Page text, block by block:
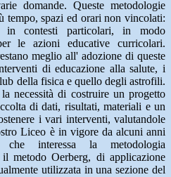
domande. Queste metodologie
tempo, spazi ed orari non vincolati:
in contesti particolari, in modo
le azioni educative curricolari.
meglio all' adozione di queste
di educazione alla salute, i
della fisica e quello degli astrofili.
necessità di costruire un progetto
di dati, risultati, materiali e un
i vari interventi, valutandole
Liceo è in vigore da alcuni anni
che interessa la metodologia
metodo Oerberg, di applicazione
utilizzata in una sezione del